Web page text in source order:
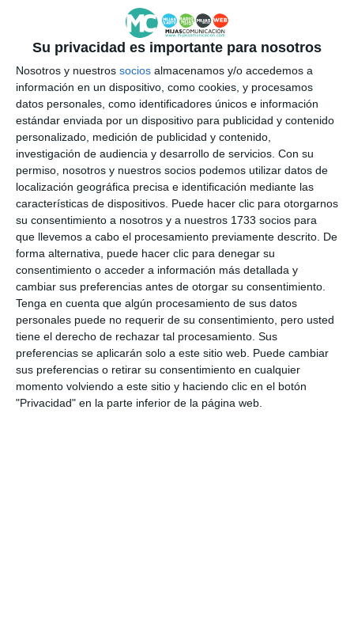
Su privacidad es importante para nosotros
Nosotros y nuestros socios almacenamos y/o accedemos a
información en un dispositivo, como cookies, y procesamos
datos personales, como identificadores únicos e información
estándar enviada por un dispositivo para publicidad y contenido
personalizado, medición de publicidad y contenido,
investigación de audiencia y desarrollo de servicios. Con su
permiso, nosotros y nuestros socios podemos utilizar datos de
localización geográfica precisa e identificación mediante las
características de dispositivos. Puede hacer clic para otorgarnos
su consentimiento a nosotros y a nuestros 1733 socios para
que llevemos a cabo el procesamiento previamente descrito. De
forma alternativa, puede hacer clic para denegar su
consentimiento o acceder a información más detallada y
cambiar sus preferencias antes de otorgar su consentimiento.
Tenga en cuenta que algún procesamiento de sus datos
personales puede no requerir de su consentimiento, pero usted
tiene el derecho de rechazar tal procesamiento. Sus
preferencias se aplicarán solo a este sitio web. Puede cambiar
sus preferencias o retirar su consentimiento en cualquier
momento volviendo a este sitio y haciendo clic en el botón
"Privacidad" en la parte inferior de la página web.